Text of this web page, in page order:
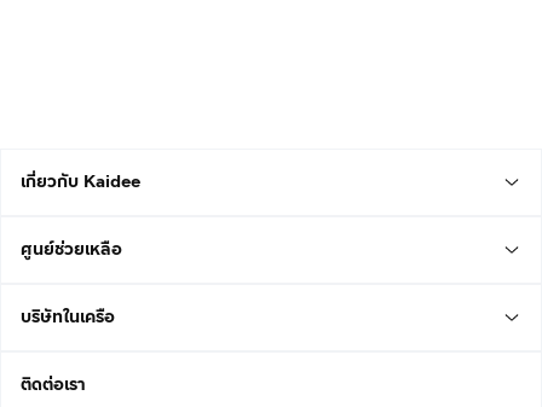
เกี่ยวกับ Kaidee
ศูนย์ช่วยเหลือ
บริษัทในเครือ
ติดต่อเรา